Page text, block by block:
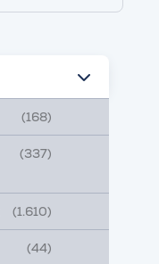
(168)
(337)
(1.610)
(44)